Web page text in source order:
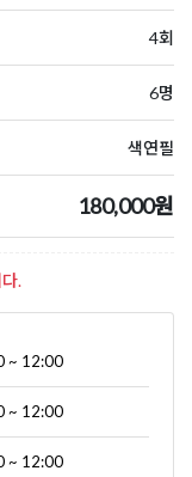
4회
6명
색연필
180,000원
.
~ 12:00
~ 12:00
~ 12:00